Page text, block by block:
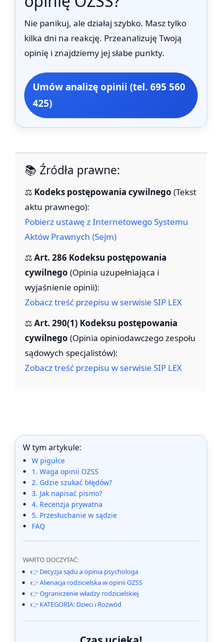
Nie panikuj, ale działaj szybko. Masz tylko
kilka dni na reakcję. Przeanalizuję Twoją
opinię i znajdziemy jej słabe punkty.
Umów analizę opinii (tel. 695 560
425)
📚 Źródła prawne:
⚖️ Kodeks postępowania cywilnego (Tekst
aktu prawnego):
Pobierz ustawę z Internetowego Systemu
Aktów Prawnych (Sejm)
⚖️Art. 286 Kodeksu postępowania
cywilnego (Opinia uzupełniająca i
wyjaśnienie opinii):
Zobacz treść przepisu w serwisie SIP LEX
⚖️Art. 290(1) Kodeksu postępowania
cywilnego (Opinia opiniodawczego zespołu
sądowych specjalistów):
Zobacz treść przepisu w serwisie SIP LEX
W tym artykule:
W pigułce
1. Waga opinii OZSS
2. Gdzie szukać błędów?
3. Jak napisać pismo?
4. Recenzja prywatna
5. Przesłuchanie w sądzie
FAQ
WARTO DOCZYTAĆ:
👉 Decyzja sądu a opinia psychologa
👉 Alienacja rodzicielska w opinii OZSS
👉 Ograniczenie władzy rodzicielskiej
👉 KATEGORIA: Dzieci i Rozwód